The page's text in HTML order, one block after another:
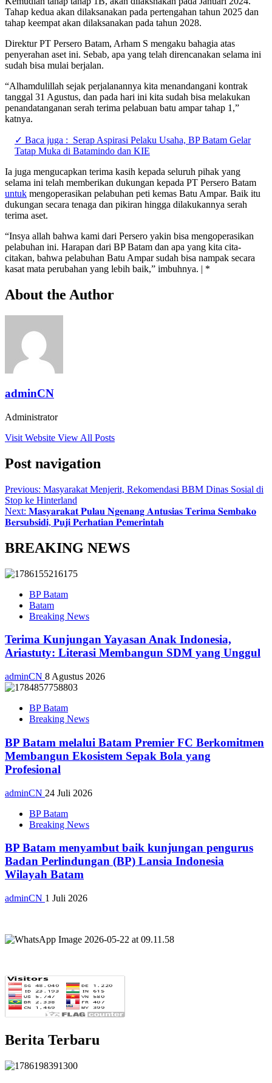
Tahap kedua akan dilaksanakan pada pertengahan tahun 2025 dan
tahap keempat akan dilaksanakan pada tahun 2028.
Direktur PT Persero Batam, Arham S mengaku bahagia atas
penyerahan aset ini. Sebab, apa yang telah direncanakan selama ini
sudah bisa mulai berjalan.
“Alhamdulillah sejak perjalanannya kita menandangani kontrak
tanggal 31 Agustus, dan pada hari ini kita sudah bisa melakukan
penandatanganan serah terima pelabuan batu ampar tahap 1,”
katnya.
✓ Baca juga : Serap Aspirasi Pelaku Usaha, BP Batam Gelar
Tatap Muka di Batamindo dan KIE
Ia juga mengucapkan terima kasih kepada seluruh pihak yang
selama ini telah memberikan dukungan kepada PT Persero Batam
untuk mengoperasikan pelabuhan peti kemas Batu Ampar. Baik itu
dukungan secara tenaga dan pikiran hingga dilakukannya serah
terima aset.
“Insya allah bahwa kami dari Persero yakin bisa mengoperasikan
pelabuhan ini. Harapan dari BP Batam dan apa yang kita cita-
citakan, bahwa pelabuhan Batu Ampar sudah bisa nampak secara
kasat mata perubahan yang lebih baik,” imbuhnya. | *
About the Author
adminCN
Administrator
Visit Website View All Posts
Post navigation
Previous: Masyarakat Menjerit, Rekomendasi BBM Dinas Sosial di
Stop ke Hinterland
Next: 𝐌𝐚𝐬𝐲𝐚𝐫𝐚𝐤𝐚𝐭 𝐏𝐮𝐥𝐚𝐮 𝐍𝐠𝐞𝐧𝐚𝐧𝐠 𝐀𝐧𝐭𝐮𝐬𝐢𝐚𝐬 𝐓𝐞𝐫𝐢𝐦𝐚 𝐒𝐞𝐦𝐛𝐚𝐤𝐨
𝐁𝐞𝐫𝐬𝐮𝐛𝐬𝐢𝐝𝐢, 𝐏𝐮𝐣𝐢 𝐏𝐞𝐫𝐡𝐚𝐭𝐢𝐚𝐧 𝐏𝐞𝐦𝐞𝐫𝐢𝐧𝐭𝐚𝐡
BREAKING NEWS
BP Batam
Batam
Breaking News
Terima Kunjungan Yayasan Anak Indonesia,
Ariastuty: Literasi Membangun SDM yang Unggul
adminCN 8 Agustus 2026
BP Batam
Breaking News
BP Batam melalui Batam Premier FC Berkomitmen
Membangun Ekosistem Sepak Bola yang
Profesional
adminCN 24 Juli 2026
BP Batam
Breaking News
BP Batam menyambut baik kunjungan pengurus
Badan Perlindungan (BP) Lansia Indonesia
Wilayah Batam
adminCN 1 Juli 2026
Berita Terbaru